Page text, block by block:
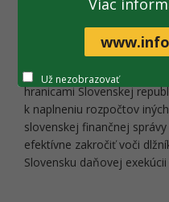
medzinárodného
inými finančnými správami
možnosti vymáhania
hranicami Slovenskej
k naplneniu rozpočtov
slovenskej finančnej
efektívne zakročiť voči
Slovensku daňovej
Viac
Už nezobrazovať